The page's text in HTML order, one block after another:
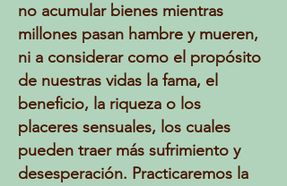
no acumular bienes mientras
millones pasan hambre y mueren,
ni a considerar como el propósito
de nuestras vidas la fama, el
beneficio, la riqueza o los
placeres sensuales, los cuales
pueden traer más sufrimiento y
desesperación. Practicaremos la